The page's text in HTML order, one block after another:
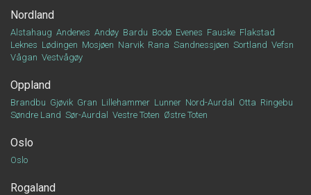
Nordland
Alstahaug Andenes Andøy Bardu Bodø Evenes Fauske Flakstad
Leknes Lødingen Mosjøen Narvik Rana Sandnessjøen Sortland Vefsn
Vågan Vestvågøy
Oppland
Brandbu Gjøvik Gran Lillehammer Lunner Nord-Aurdal Otta Ringebu
Søndre Land Sør-Aurdal Vestre Toten Østre Toten
Oslo
Oslo
Rogaland